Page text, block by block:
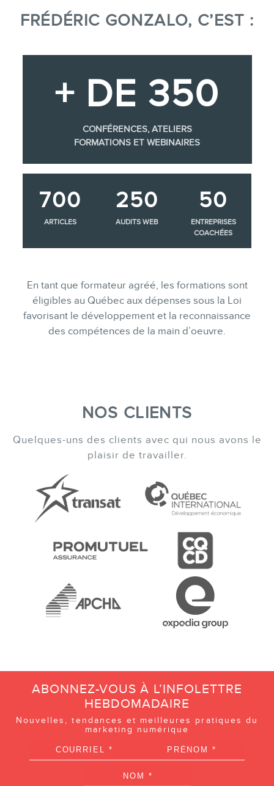
FRÉDÉRIC GONZALO, C’EST :
+ DE 350
CONFÉRENCES, ATELIERS
FORMATIONS ET WEBINAIRES
700
ARTICLES
250
AUDITS WEB
50
ENTREPRISES
COACHÉES
En tant que formateur agréé, les formations sont
éligibles au Québec aux dépenses sous la Loi
favorisant le développement et la reconnaissance
des compétences de la main d’oeuvre.
NOS CLIENTS
Quelques-uns des clients avec qui nous avons le
plaisir de travailler.
ABONNEZ-VOUS À L’INFOLETTRE
HEBDOMADAIRE
Nouvelles, tendances et meilleures pratiques du
marketing numérique